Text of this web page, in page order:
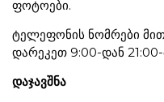
ფოტოები.
ტელეფონის ნომრები
დარეკეთ 9:00-დან
დაჯავშნა